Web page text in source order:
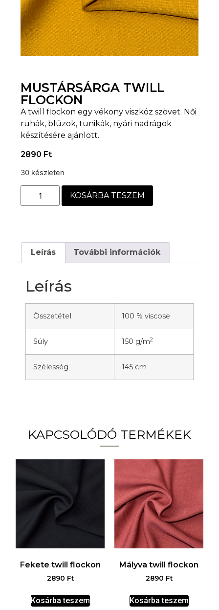
MUSTÁRSÁRGA TWILL
FLOCKON
A twill flockon egy vékony viszkóz szövet. Női
ruhák, blúzok, tunikák, nyári nadrágok
készítésére ajánlott.
2890 Ft
30 készleten
KOSÁRBA TESZEM
Leírás További információk
Leírás
Összetétel 100 % viscose
Súly 150 g/m2
Szélesség 145 cm
KAPCSOLÓDÓ TERMÉKEK
Fekete twill flockon
2890 Ft
Kosárba teszem
Mályva twill flockon
2890 Ft
Kosárba teszem